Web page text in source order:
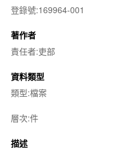
登錄號:169964-001
著作者
責任者:吏部
資料類型
類型:檔案
層次:件
描述